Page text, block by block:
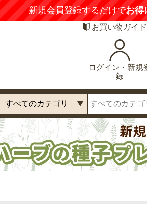
新規会員登録するだけでお得
お買い物ガイド
ログイン・新規
録